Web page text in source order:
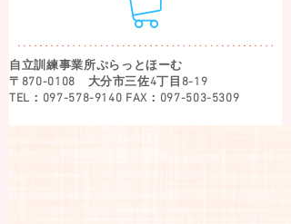
自立訓練事業所ぷらっとほーむ
〒870-0108 大分市三佐4丁目8-19
TEL：097-578-9140 FAX：097-503-5309